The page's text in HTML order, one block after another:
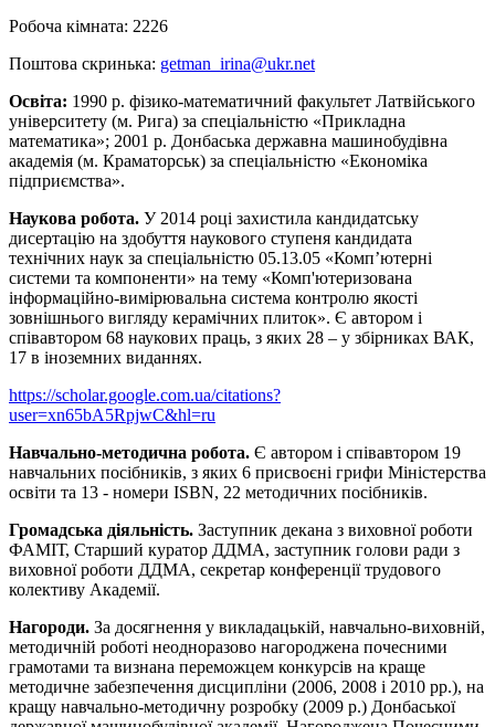
Робоча кімната: 2226
Поштова скринька: getman_irina@ukr.net
Освіта: 1990 р. фізико-математичний факультет Латвійського
університету (м. Рига) за спеціальністю «Прикладна
математика»; 2001 р. Донбаська державна машинобудівна
академія (м. Краматорськ) за спеціальністю «Економіка
підприємства».
Наукова робота. У 2014 році захистила кандидатську
дисертацію на здобуття наукового ступеня кандидата
технічних наук за спеціальністю 05.13.05 «Комп’ютерні
системи та компоненти» на тему «Комп'ютеризована
інформаційно-вимірювальна система контролю якості
зовнішнього вигляду керамічних плиток». Є автором і
співавтором 68 наукових праць, з яких 28 – у збірниках ВАК,
17 в іноземних виданнях.
https://scholar.google.com.ua/citations?
user=xn65bA5RpjwC&hl=ru
Навчально-методична робота. Є автором і співавтором 19
навчальних посібників, з яких 6 присвоєні грифи Міністерства
освіти та 13 - номери ISBN, 22 методичних посібників.
Громадська діяльність. Заступник декана з виховної роботи
ФАМІТ, Старший куратор ДДМА, заступник голови ради з
виховної роботи ДДМА, секретар конференції трудового
колективу Академії.
Нагороди. За досягнення у викладацькій, навчально-виховній,
методичній роботі неодноразово нагороджена почесними
грамотами та визнана переможцем конкурсів на краще
методичне забезпечення дисципліни (2006, 2008 і 2010 рр.), на
кращу навчально-методичну розробку (2009 р.) Донбаської